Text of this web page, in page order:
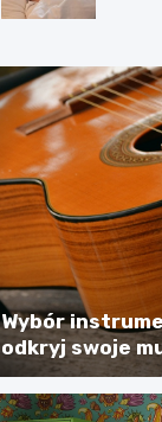
Wybór
odkryj swoje